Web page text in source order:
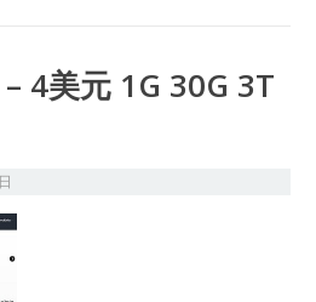
4美元 1G 30G 3T